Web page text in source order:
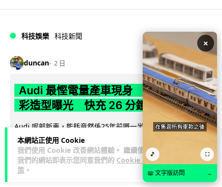
本網站正使用 Cookie
我們使用 Cookie 改善網站體驗。 繼續使用
我們的網站即表示您同意我們的 Cookie 政
策 。
科技娛樂 科技新聞
duncan 2 日
Audi 最慳電量產車現身 A2 e-tron 迷
彩造型曝光 快充 26 分鐘充滿 8 成電
Audi 呢部新車，能耗竟然係25年前嘅一半。 A2 e-tron 風阻低
至0.24，每百公里只需12.8 kWh，一度電行到7.8公里。6...
閱讀全文
7
×
🎵 ⛶
📖 文字版訪問 →